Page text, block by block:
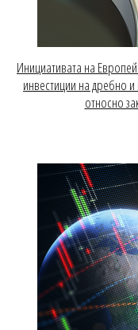
Инициативата на
инвестиции на дребно
относно